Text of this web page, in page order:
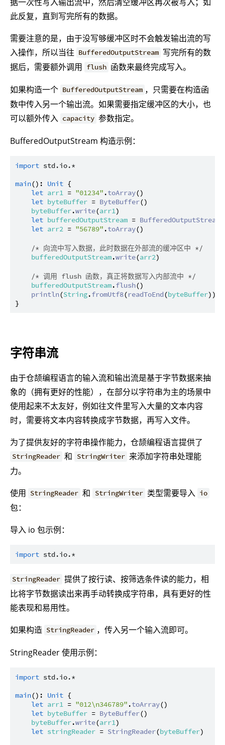
此反复，直到写完所有的数据。
需要注意的是，由于没写够缓冲区时不会触发输出流的写
入操作，所以当往 BufferedOutputStream 写完所有的数
据后，需要额外调用 flush 函数来最终完成写入。
如果构造一个 BufferedOutputStream ，只需要在构造函
数中传入另一个输出流。如果需要指定缓冲区的大小，也
可以额外传入 capacity 参数指定。
BufferedOutputStream 构造示例：
import std.io.*
main(): Unit {
let arr1 = "01234" .toArray()
let byteBuffer = ByteBuffer()
byteBuffer.write(arr1)
let bufferedOutputStream = BufferedOutputStream
let arr2 = "56789" .toArray()
/* 向流中写入数据，此时数据在外部流的缓冲区中 */
bufferedOutputStream.write(arr2)
/* 调用 flush 函数，真正将数据写入内部流中 */
bufferedOutputStream.flush()
println(String.fromUtf8(readToEnd(byteBuffer)))
字符串流
由于仓颉编程语言的输入流和输出流是基于字节数据来抽
象的（拥有更好的性能），在部分以字符串为主的场景中
使用起来不太友好，例如往文件里写入大量的文本内容
时，需要将文本内容转换成字节数据，再写入文件。
为了提供友好的字符串操作能力，仓颉编程语言提供了
StringReader 和 StringWriter 来添加字符串处理能
力。
使用 StringReader 和 StringWriter 类型需要导入 io
包：
导入 io 包示例：
import std.io.*
StringReader 提供了按行读、按筛选条件读的能力，相
比将字节数据读出来再手动转换成字符串，具有更好的性
能表现和易用性。
如果构造 StringReader ，传入另一个输入流即可。
StringReader 使用示例：
import std.io.*
main(): Unit {
let arr1 = "012\n346789" .toArray()
let byteBuffer = ByteBuffer()
byteBuffer.write(arr1)
let stringReader = StringReader(byteBuffer)